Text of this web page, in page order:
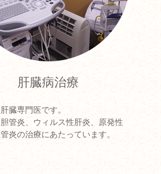
肝臓病治療
臓専門医です。
管炎、ウィルス性肝炎、原発性
炎の治療にあたっています。